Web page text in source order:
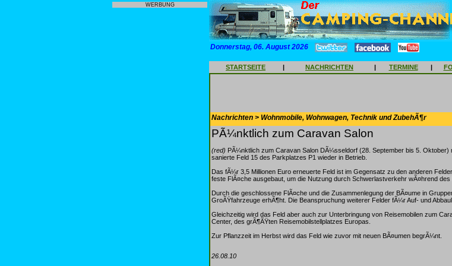
WERBUNG
Donnerstag, 06. August 2026
STARTSEITE | NACHRICHTEN | TERMINE |
Nachrichten > Wohnmobile, Wohnwagen, Technik und ZubehÃ¶r
PÃ¼nktlich zum Caravan Salon
(red) PÃ¼nktlich zum Caravan Salon DÃ¼sseldorf (28. September bis 5.
sanierte Feld 15 des Parkplatzes P1 wieder in Betrieb.
Das fÃ¼r 3,5 Millionen Euro erneuerte Feld ist im Gegensatz zu den anderen
feste FlÃ¤che ausgebaut, um die Nutzung durch Schwerlastverkehr wÃ¤hrend
Durch die geschlossene FlÃ¤che und die Zusammenlegung der BÃ¤ume in
GroÃŸfahrzeuge erhÃ¶ht. Die Beanspruchung weiterer Felder fÃ¼r Auf- und
Gleichzeitig wird das Feld aber auch zur Unterbringung von Reisemobilen zum
Center, des grÃ¶ÃŸten Reisemobilstellplatzes Europas.
Zur Pflanzzeit im Herbst wird das Feld wie zuvor mit neuen BÃ¤umen begrÃ¼nt.
26.08.10